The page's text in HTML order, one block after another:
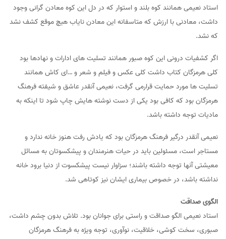
استاد نعیمی همانند کوه بلند و استوار که در دل این کوه معادن گرانی وجود
داشت، معادنی با ارزش که متاسفانه این معادن نایاب هیچ موقع کشف نشد
که نشد.
اگر کشفیات درونی این کوه صبور همانند تسلیت های ادارات و نهادها بود
کلی هرمزگان کتاب داشت کلی عکس و فیلم و شعر و …ای کاش همانند
تسلیت ها مورد حمایت قرارمی گرفت، نعیمی آنقدر عاشق و شیفته فرهنگ
هرمزگان بود که کافی بود یکی از دست نوشته هایش چاپ شود تا اینکه به
مادیات توجه داشته باشد.
نعیمی آنقدر درگیر فرهنگ هرمزگان بود که یادش رفت هنوز خانه ندارد و
مستاجر است، مسئولین باید در حیات هنرمندان و پیشکسوتان به مسائل
معیشتی آنها توجه داشته باشند؛ سزاوار نیست پیشکسوت از دنیا برود خانه
نداشته باشد، در خصوص بیماری ایشان نیز کوتاهی شد.
الگوی صداقت
استاد نعیمی الگو صداقت و راستی برای جوانان بود. تلاش بدون چشم داشت،
صبوری، سخت کوشی، خلاقیت، نوآوری، توجه ویژه به فرهنگ هرمزگان